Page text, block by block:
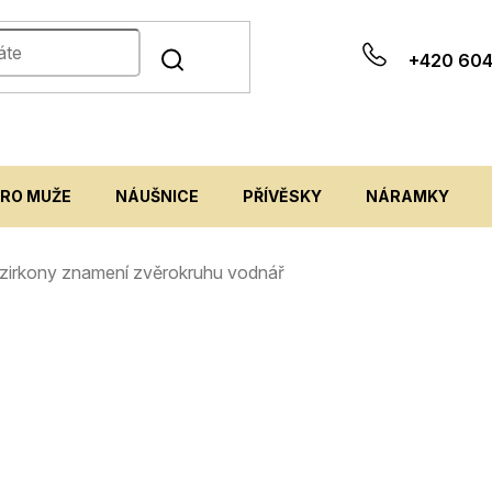
+420
MUŽE NÁUŠNICE PŘÍVĚSKY NÁRAMKY
zirkony znamení zvěrokruhu vodnář